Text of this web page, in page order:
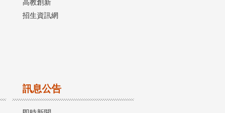
高教創新
招生資訊網
訊息公告